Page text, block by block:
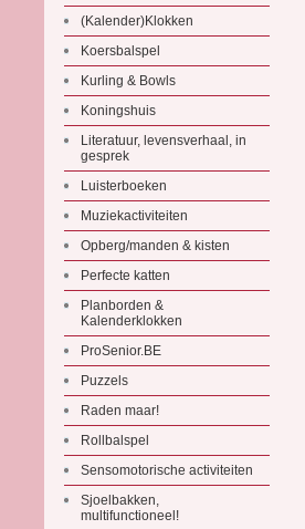
(Kalender)Klokken
Koersbalspel
Kurling & Bowls
Koningshuis
Literatuur, levensverhaal, in
gesprek
Luisterboeken
Muziekactiviteiten
Opberg/manden & kisten
Perfecte katten
Planborden &
Kalenderklokken
ProSenior.BE
Puzzels
Raden maar!
Rollbalspel
Sensomotorische activiteiten
Sjoelbakken,
multifunctioneel!